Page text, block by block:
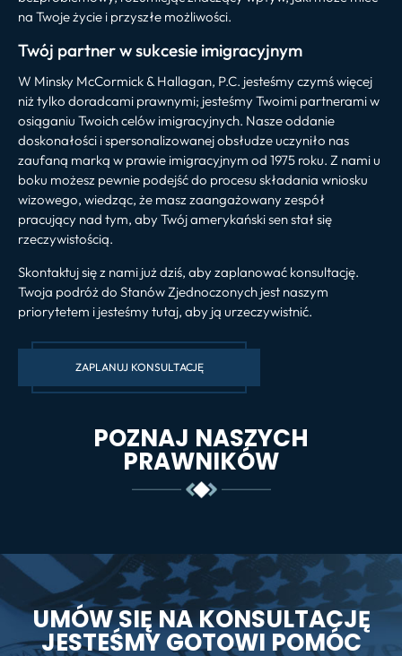
na Twoje życie i przyszłe możliwości.
Twój partner w sukcesie imigracyjnym
W Minsky McCormick & Hallagan, P.C. jesteśmy czymś więcej
niż tylko doradcami prawnymi; jesteśmy Twoimi partnerami w
osiąganiu Twoich celów imigracyjnych. Nasze oddanie
doskonałości i spersonalizowanej obsłudze uczyniło nas
zaufaną marką w prawie imigracyjnym od 1975 roku. Z nami u
boku możesz pewnie podejść do procesu składania wniosku
wizowego, wiedząc, że masz zaangażowany zespół
pracujący nad tym, aby Twój amerykański sen stał się
rzeczywistością.
Skontaktuj się z nami już dziś, aby zaplanować konsultację.
Twoja podróż do Stanów Zjednoczonych jest naszym
priorytetem i jesteśmy tutaj, aby ją urzeczywistnić.
ZAPLANUJ KONSULTACJĘ
POZNAJ NASZYCH
PRAWNIKÓW
UMÓW SIĘ NA KONSULTACJĘ
JESTEŚMY GOTOWI POMÓC